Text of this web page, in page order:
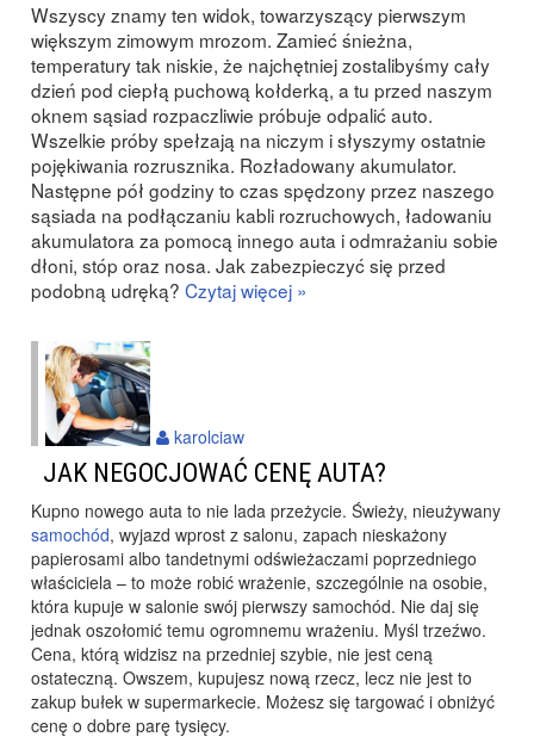
Wszyscy znamy ten widok, towarzyszący pierwszym
większym zimowym mrozom. Zamieć śnieżna,
temperatury tak niskie, że najchętniej zostalibyśmy cały
dzień pod ciepłą puchową kołderką, a tu przed naszym
oknem sąsiad rozpaczliwie próbuje odpalić auto.
Wszelkie próby spełzają na niczym i słyszymy ostatnie
pojękiwania rozrusznika. Rozładowany akumulator.
Następne pół godziny to czas spędzony przez naszego
sąsiada na podłączaniu kabli rozruchowych, ładowaniu
akumulatora za pomocą innego auta i odmrażaniu sobie
dłoni, stóp oraz nosa. Jak zabezpieczyć się przed
podobną udręką? Czytaj więcej »
JAK NEGOCJOWAĆ CENĘ AUTA?
Kupno nowego auta to nie lada przeżycie. Świeży, nieużywany
samochód, wyjazd wprost z salonu, zapach nieskażony
papierosami albo tandetnymi odświeżaczami poprzedniego
właściciela – to może robić wrażenie, szczególnie na osobie,
która kupuje w salonie swój pierwszy samochód. Nie daj się
jednak oszołomić temu ogromnemu wrażeniu. Myśl trzeźwo.
Cena, którą widzisz na przedniej szybie, nie jest ceną
ostateczną. Owszem, kupujesz nową rzecz, lecz nie jest to
zakup bułek w supermarkecie. Możesz się targować i obniżyć
cenę o dobre parę tysięcy.
karolciaw